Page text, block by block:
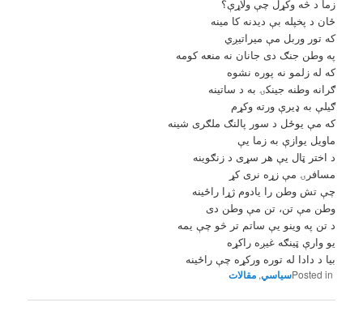
زما د څه وکړل چې ولاړې؟
ځان د پخپله بې ديدنه کا مينه
که تور وربل مې ميراتيږي
په وطن جنګ دى جانان نه منعه کومه
که له زلمو نه پوره نشوه
ګرانه وطنه جينکۍ به د ساتينه
ګيلې به ډيرې ورته وکړم
که مې يوځل د سور پالنګ ملګرى شينه
ماويل يوازې به زما يې
د اختر ټال يې هر سړى د زنګوينه
مسافرۍ مې زړه نرى کړ
چې تش وطن را يادوم ژړا راځينه
وطن مې تن، تن مې وطن دى
د تن په وينو يې ساتم تر څو چې يمه
يو وارې ټينګه غيږه راکړه
بيا د دادا له توره ورکړه چې راځينه
Posted in
,مقالات